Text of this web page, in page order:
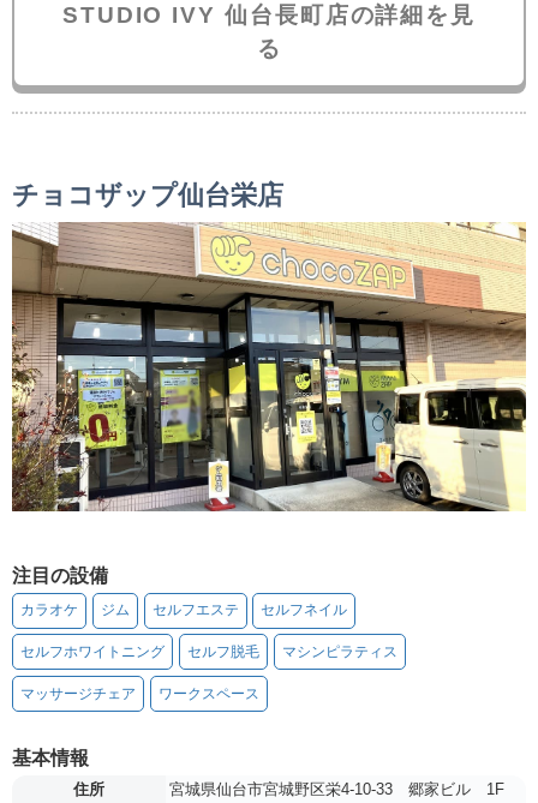
STUDIO IVY 仙台長町店の詳細を見
る
チョコザップ仙台栄店
注目の設備
カラオケ ジム セルフエステ セルフネイル
セルフホワイトニング セルフ脱毛 マシンピラティス
マッサージチェア ワークスペース
基本情報
住所
宮城県仙台市宮城野区栄4-10-33 郷家ビル 1F